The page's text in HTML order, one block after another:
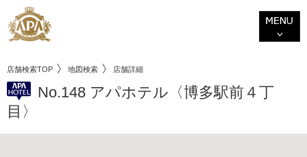
店舗検索TOP 地図検索 店舗詳細
No.148 アパホテル〈博多駅前４丁
目〉